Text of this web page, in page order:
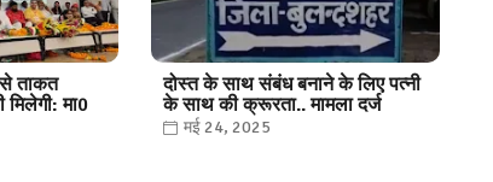
ताकत
मिलेगी: मा0
दोस्त के साथ संबंध बनाने के लिए पत्नी
के साथ की क्रूरता.. मामला दर्ज
मई 24, 2025